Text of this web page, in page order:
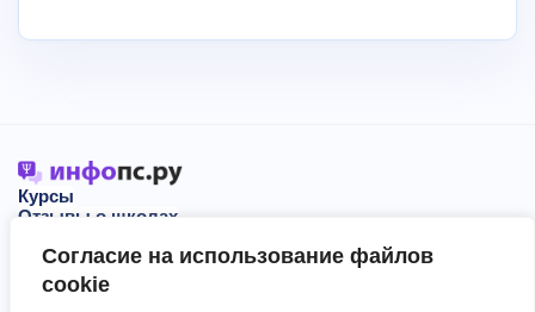
Согласие на использование файлов
cookie
Курсы
Отзывы о школах
События
О нас